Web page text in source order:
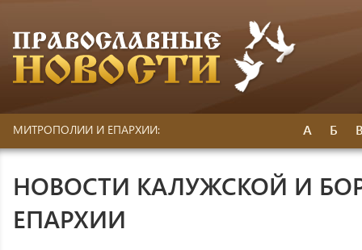
МИТРОПОЛИИ И ЕПАРХИИ: А Б
НОВОСТИ КАЛУЖСКОЙ И
ЕПАРХИИ